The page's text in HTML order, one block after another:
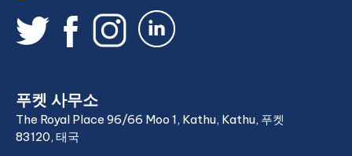
푸켓 사무소
The Royal Place 96/66 Moo 1, Kathu, Kathu, 푸켓
83120, 태국